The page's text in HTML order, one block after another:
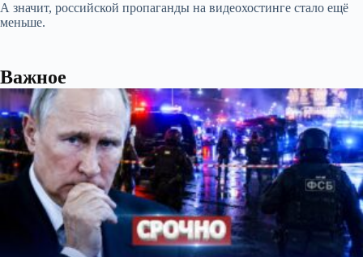
А значит, российской пропаганды на видеохостинге стало ещё
меньше.
Важное